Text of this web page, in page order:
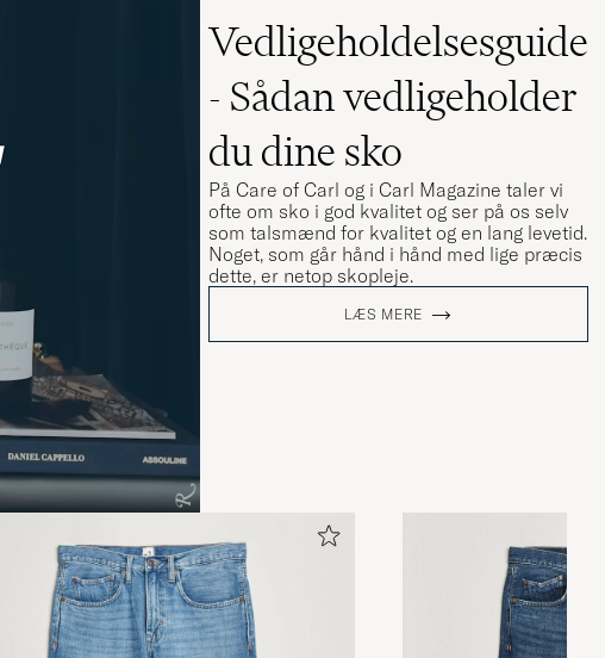
Vedligeholdelsesguide
- Sådan vedligeholder
du dine sko
På Care of Carl og i Carl Magazine taler vi
ofte om sko i god kvalitet og ser på os selv
som talsmænd for kvalitet og en lang levetid.
Noget, som går hånd i hånd med lige præcis
dette, er netop skopleje.
LÆS MERE